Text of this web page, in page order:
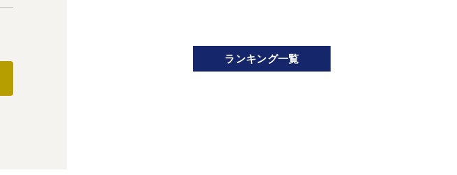
ランキング一覧